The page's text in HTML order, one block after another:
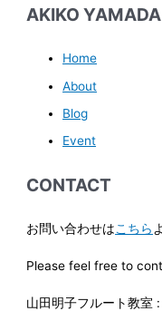
AKIKO YAMADA
Home
About
Blog
Event
CONTACT
お問い合わせはこちら
Please feel free to
山田明子フルート教室